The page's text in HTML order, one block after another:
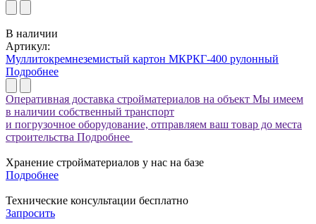
В наличии
Артикул:
Муллитокремнеземистый картон МКРКГ-400 рулонный
Подробнее
Оперативная доставка стройматериалов на объект Мы имеем
в наличии собственный транспорт
и погрузочное оборудование, отправляем ваш товар до места
строительства Подробнее
Хранение стройматериалов у нас на базе
Подробнее
Технические консультации бесплатно
Запросить